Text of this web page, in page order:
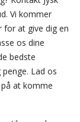
Vi kommer
for at give dig en
os dine
bedste
Lad os
at komme